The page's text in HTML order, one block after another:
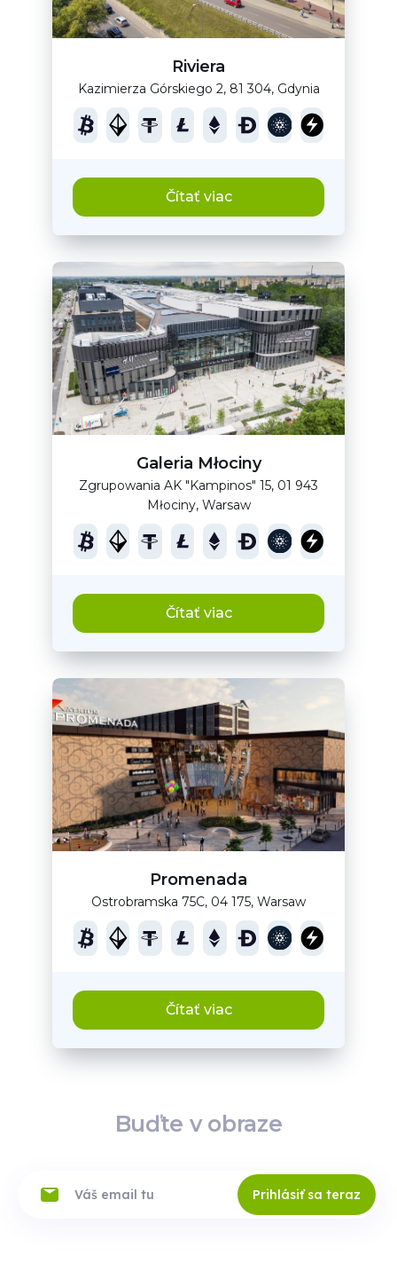
Riviera
Kazimierza Górskiego 2, 81 304, Gdynia
Čítať viac
Galeria Młociny
Zgrupowania AK "Kampinos" 15, 01 943
Młociny, Warsaw
Čítať viac
Promenada
Ostrobramska 75C, 04 175, Warsaw
Čítať viac
Buďte v obraze
Prihlásiť sa teraz